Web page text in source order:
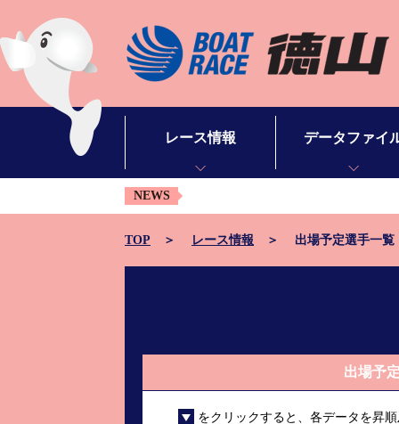
レース情報
シリーズインデックス
出場予定選手一覧
モーター抽選結果・前検タイムランキング
進入コース別選手成績
データファイ
ボートデータ
山口支部選手一覧
山口支部選手優勝
NEWS
TOP レース情報 出場予定選手一覧
出場予
をクリックすると、各データを昇